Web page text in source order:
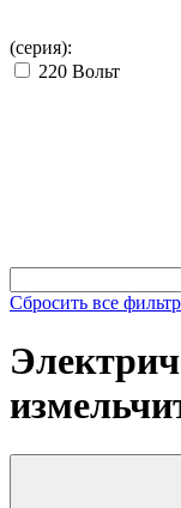
(серия):
220 Вольт
Сбросить все